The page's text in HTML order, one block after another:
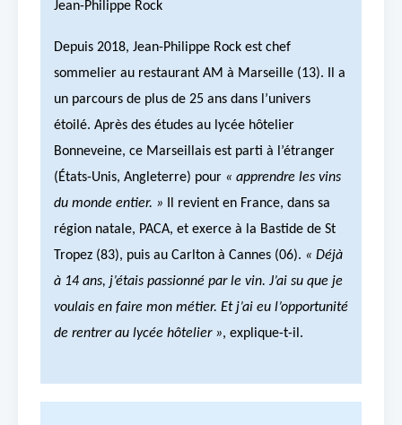
Jean-Philippe Rock
Depuis 2018, Jean-Philippe Rock est chef
sommelier au restaurant AM à Marseille (13). Il a
un parcours de plus de 25 ans dans l’univers
étoilé. Après des études au lycée hôtelier
Bonneveine, ce Marseillais est parti à l’étranger
(États-Unis, Angleterre) pour « apprendre les vins
du monde entier. »
Il revient en France, dans sa
région natale, PACA, et exerce à la Bastide de St
Tropez (83), puis au Carlton à Cannes (06). « Déjà
à 14 ans, j’étais passionné par le vin. J’ai su que je
voulais en faire mon métier. Et j’ai eu l’opportunité
de rentrer au lycée hôtelier », explique-t-il.